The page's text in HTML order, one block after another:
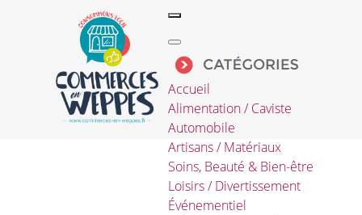
Accueil
Alimentation / Caviste
Automobile
Artisans / Matériaux
Soins, Beauté & Bien-être
Loisirs / Divertissement
Événementiel